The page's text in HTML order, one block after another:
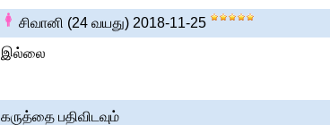
சிவானி (24 வயது) 2018-11-25
இல்லை
கருத்தை பதிவிடவும்